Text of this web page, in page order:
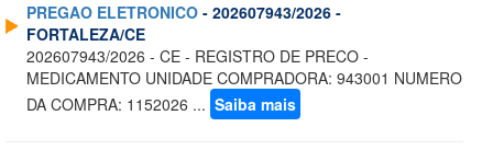
PREGAO ELETRONICO - 202607943/2026 -
FORTALEZA/CE
202607943/2026 - CE - REGISTRO DE PRECO -
MEDICAMENTO UNIDADE COMPRADORA: 943001 NUMERO
DA COMPRA: 1152026 ... Saiba mais